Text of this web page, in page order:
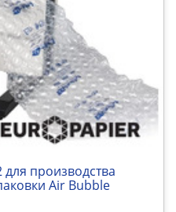
для производства
Air Bubble